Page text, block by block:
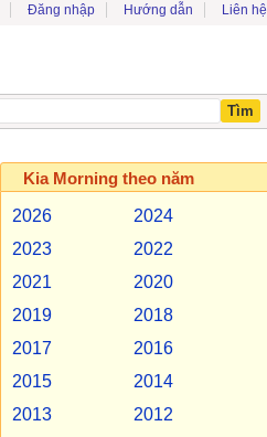
Đăng nhập Hướng dẫn Liên hệ
Kia Morning theo năm
2026
2024
2023
2022
2021
2020
2019
2018
2017
2016
2015
2014
2013
2012